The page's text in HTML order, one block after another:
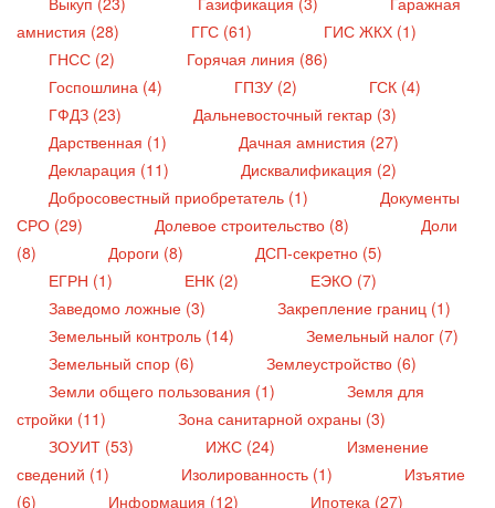
амнистия (28)
ГГС (61)
ГИС ЖКХ (1)
ГНСС (2)
Горячая линия (86)
Госпошлина (4)
ГПЗУ (2)
ГСК (4)
ГФДЗ (23)
Дальневосточный гектар (3)
Дарственная (1)
Дачная амнистия (27)
Декларация (11)
Дисквалификация (2)
Добросовестный приобретатель (1)
Документы
СРО (29)
Долевое строительство (8)
Доли
(8)
Дороги (8)
ДСП-секретно (5)
ЕГРН (1)
ЕНК (2)
ЕЭКО (7)
Заведомо ложные (3)
Закрепление границ (1)
Земельный контроль (14)
Земельный налог (7)
Земельный спор (6)
Землеустройство (6)
Земли общего пользования (1)
Земля для
стройки (11)
Зона санитарной охраны (3)
ЗОУИТ (53)
ИЖС (24)
Изменение
сведений (1)
Изолированность (1)
Изъятие
(6)
Информация (12) Ипотека (27)